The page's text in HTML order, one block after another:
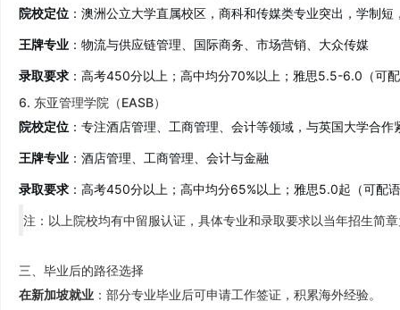
院校定位 ：澳洲公立大学直属校区，商科和传媒类专业突出，学制
王牌专业 ：物流与供应链管理、国际商务、市场营销、大众传媒
录取要求 ：高考450分以上；高中均分70%以上；雅思5.5-6.0（可
6. 东亚管理学院（EASB）
院校定位 ：专注酒店管理、工商管理、会计等领域，与英国大学合作
王牌专业 ：酒店管理、工商管理、会计与金融
录取要求 ：高考450分以上；高中均分65%以上；雅思5.0起（可配
注：以上院校均有中留服认证，具体专业和录取要求以当年招生简
三、毕业后的路径选择
在新加坡就业 ：部分专业毕业后可申请工作签证，积累海外经验。